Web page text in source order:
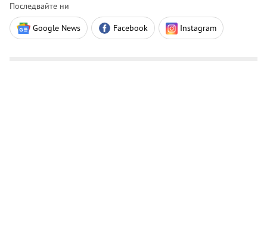
Последвайте ни
Google News Facebook Instagram